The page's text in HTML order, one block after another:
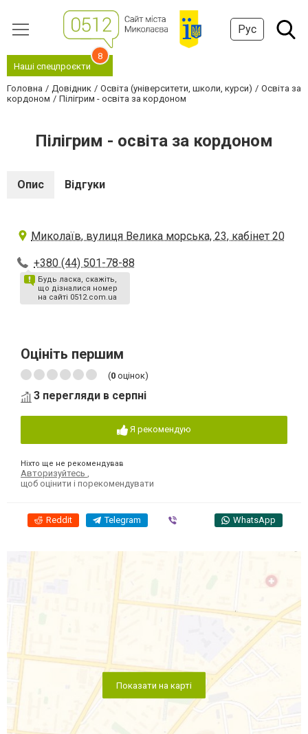
Рус
Наші спецпроєкти
8
Головна Довідник Освіта (університети, школи, курси)
Освіта за
кордоном
Пілігрим - освіта за кордоном
Пілігрим - освіта за кордоном
Опис Відгуки
Миколаїв, вулиця Велика морська, 23, кабінет 20
+380 (44) 501-78-88
Будь ласка, скажіть,
що дізналися номер
на сайті 0512.com.ua
Оцініть першим
(0 оцінок)
3 перегляди в серпні
Я рекомендую
Ніхто ще не рекомендував
Авторизуйтесь
щоб оцінити і порекомендувати
Reddit Telegram WhatsApp
Показати на карті